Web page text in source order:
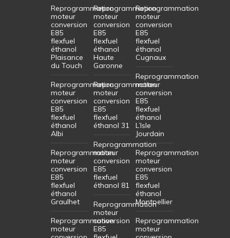
Reprogrammation
moteur
conversion
E85
flexfuel
éthanol
Plaisance
du Touch
Reprogrammation
moteur
conversion
E85
flexfuel
éthanol
Albi
Reprogrammation
moteur
conversion
E85
flexfuel
éthanol
Graulhet
Reprogrammation
moteur
Reprogrammation
moteur
conversion
E85
flexfuel
éthanol
Haute
Garonne
Reprogrammation
moteur
conversion
E85
flexfuel
éthanol 31
Reprogrammation
moteur
conversion
E85
flexfuel
éthanol 81
Reprogrammation
moteur
conversion
E85
Reprogrammation
moteur
conversion
E85
flexfuel
éthanol
Cugnaux
Reprogrammation
moteur
conversion
E85
flexfuel
éthanol
L’Isle
Jourdain
Reprogrammation
moteur
conversion
E85
flexfuel
éthanol
Montpellier
Reprogrammation
moteur